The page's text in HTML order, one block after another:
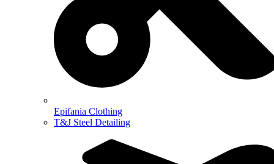
Epifania Clothing
T&J Steel Detailing